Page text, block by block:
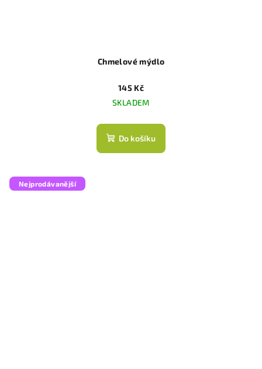
Chmelové mýdlo
145 Kč
SKLADEM
Do košíku
Nejprodávanější